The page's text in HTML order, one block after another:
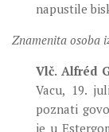
napustile
Znamenita osoba
Vlč. Alfréd
Vacu, 19.
poznati
je u